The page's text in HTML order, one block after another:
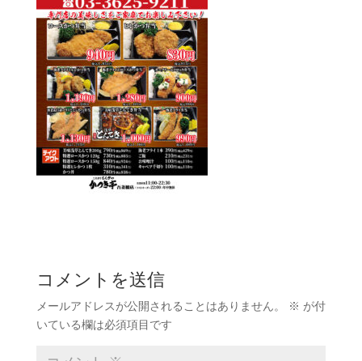
コメントを送信
メールアドレスが公開されることはありません。 ※ が付
いている欄は必須項目です